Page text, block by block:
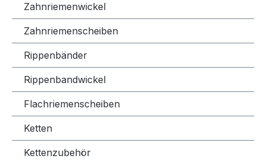
Zahnriemenwickel
Zahnriemenscheiben
Rippenbänder
Rippenbandwickel
Flachriemenscheiben
Ketten
Kettenzubehör